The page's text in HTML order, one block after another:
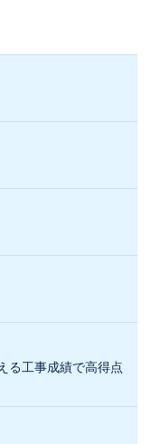
る工事成績で高得点